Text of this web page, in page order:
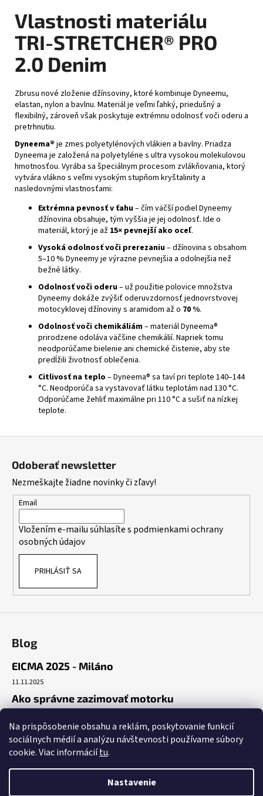
Na prispôsobenie obsahu a reklám, poskytovanie funkcií
sociálnych médií a analýzu návštevnosti používame súbory
cookie. Viac informáciítu.
Nastavenie
Vlastnosti materiálu
TRI-STRETCHER® PRO
2.0 Denim
Zbrusu nové zloženie džínsoviny, ktoré kombinuje Dyneemu,
elastan, nylon a bavlnu. Materiál je veľmi ľahký, priedušný a
flexibilný, zároveň však poskytuje extrémnu odolnosť voči oderu a
pretrhnutiu.
Dyneema® je zmes polyetylénových vlákien a bavlny. Priadza
Dyneema je založená na polyetyléne s ultra vysokou molekulovou
hmotnosťou. Vyrába sa špeciálnym procesom zvlákňovania, ktorý
vytvára vlákno s veľmi vysokým stupňom kryštalinity a
nasledovnými vlastnosťami:
Extrémna pevnosť v ťahu– čím väčší podiel Dyneemy
džínovina obsahuje, tým vyššia je jej odolnosť. Ide o
materiál, ktorý je až 15× pevnejší ako oceľ.
Vysoká odolnosť voči prerezaniu– džínovina s obsahom
5–10 % Dyneemy je výrazne pevnejšia a odolnejšia než
bežné látky.
Odolnosť voči oderu– už použitie polovice množstva
Dyneemy dokáže zvýšiť oderuvzdornosť jednovrstvovej
motocyklovej džínoviny s aramidom až o 70 %.
Odolnosť voči chemikáliám– materiál Dyneema®
prirodzene odoláva väčšine chemikálií. Napriek tomu
neodporúčame bielenie ani chemické čistenie, aby ste
predĺžili životnosť oblečenia.
Citlivosť na teplo – Dyneema® sa taví pri teplote 140–144
°C. Neodporúča sa vystavovať látku teplotám nad 130 °C.
Odporúčame žehliť maximálne pri 110 °C a sušiť na nízkej
teplote.
Odoberať newsletter
Nezmeškajte žiadne novinky či zľavy!
Email
Vložením e-mailu súhlasíte s podmienkami ochrany
osobných údajov
PRIHLÁSIŤ SA
Blog
EICMA 2025 - Miláno
11.11.2025
Ako správne zazimovať motorku
Začiatok cesty
19.10.2025